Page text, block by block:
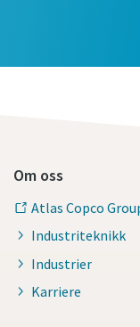
Om oss
Atlas Copco
Industriteknikk
Industrier
Karriere